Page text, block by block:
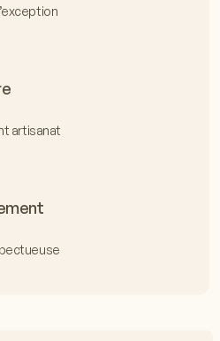
artisanat